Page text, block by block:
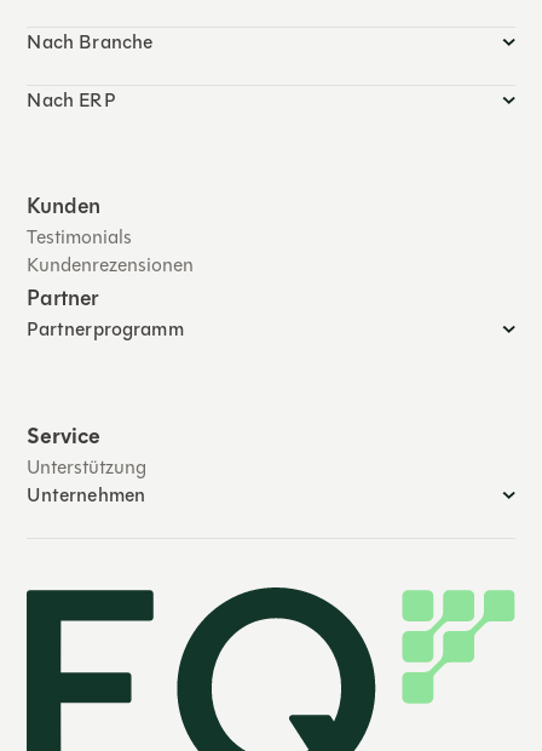
Nach Branche
Nach ERP
Kunden
Testimonials
Kundenrezensionen
Partner
Partnerprogramm
Service
Unterstützung
Unternehmen